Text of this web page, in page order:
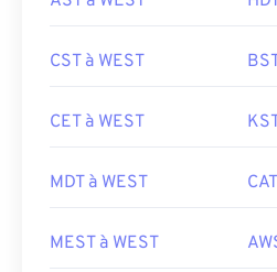
CST à WEST
CET à WEST
MDT à WEST
MEST à WEST